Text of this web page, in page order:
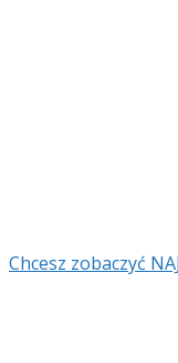
Chcesz zobaczyć